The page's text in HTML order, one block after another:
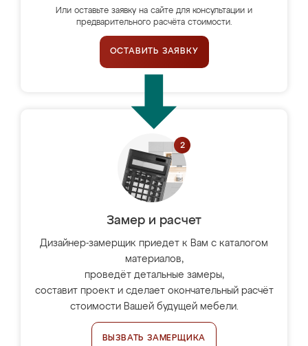
Или оставьте заявку на сайте для консультации и
предварительного расчёта стоимости.
ОСТАВИТЬ ЗАЯВКУ
Замер и расчет
Дизайнер-замерщик приедет к Вам с каталогом
материалов,
проведёт детальные замеры,
составит проект и сделает окончательный расчёт
стоимости Вашей будущей мебели.
ВЫЗВАТЬ ЗАМЕРЩИКА